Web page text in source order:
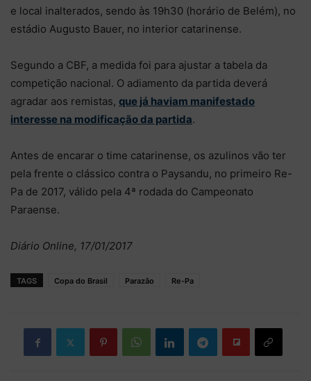
e local inalterados, sendo às 19h30 (horário de Belém), no
estádio Augusto Bauer, no interior catarinense.
Segundo a CBF, a medida foi para ajustar a tabela da
competição nacional. O adiamento da partida deverá
agradar aos remistas, que já haviam manifestado
interesse na modificação da partida.
Antes de encarar o time catarinense, os azulinos vão ter
pela frente o clássico contra o Paysandu, no primeiro Re-
Pa de 2017, válido pela 4ª rodada do Campeonato
Paraense.
Diário Online, 17/01/2017
TAGS Copa do Brasil Parazão Re-Pa